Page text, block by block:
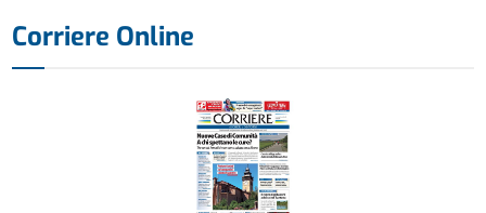
Corriere Online